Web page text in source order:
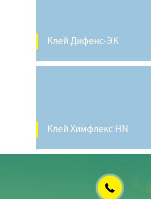
Клей Дифенс-ЭК
Клей Химфлекс HN